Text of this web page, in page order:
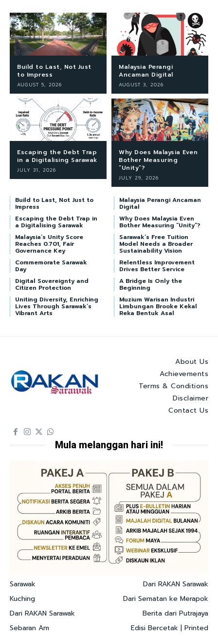
Build to Last, Not Just
to Impress
AUGUST 5, 2026
Malaysia Perangi
Ancaman Digital
AUGUST 3, 2026
Escaping the Debt Trap
in a Digitalising Sarawak
JULY 31, 2026
Why Does Malaysia Even
Bother Measuring
“Unity”?
JULY 29, 2026
Build to Last, Not Just to
Impress
Malaysia Perangi Ancaman
Digital
Escaping the Debt Trap in
a Digitalising Sarawak
Why Does Malaysia Even
Bother Measuring “Unity”?
Malaysia’s Unity Score
Reaches 0.701, Fair
Governance Key
Sarawak’s Free Tuition
Model Needs a Broader
Sustainability Vision
Commemorate Sarawak
Day
Relentless Improvement
Drives Better Service
Digital Sovereignty and
Citizen Protection
A Bridge Is Only the
Beginning
Uniting Diversity, Enriching
Lives Through Sarawak’s
Vibrant Arts
Muzium Warisan Industri
Limbungan Brooke Kekal
Reka Bentuk Asal
About Us
Achievements
Terms & Conditions
Disclaimer
Contact Us
Mula melanggan hari ini!
Sarawak
Kuching
Dari RAKAN Sarawak
Sebaran Am
Dari RAKAN Sarawak
Dari Sematan ke Merapok
Berita dari Putrajaya
Edisi Bercetak | Printed